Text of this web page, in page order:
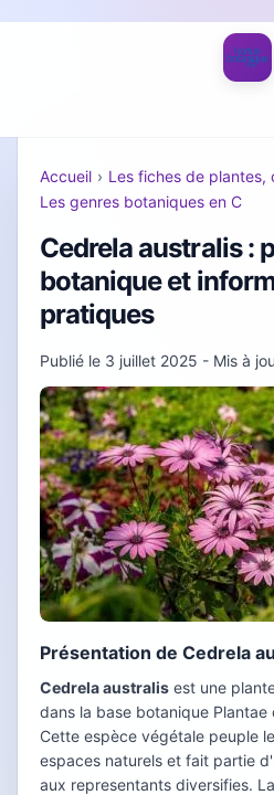
Accueil › Les fiches de plantes,
Les genres botaniques en C
Cedrela australis :
botanique et
pratiques
Publié le 3 juillet 2025 - Mis à
Présentation de Cedrela
Cedrela australis est une
dans la base botanique Plantae
Cette espèce végétale peuple
espaces naturels et fait partie
aux representants diversifies.